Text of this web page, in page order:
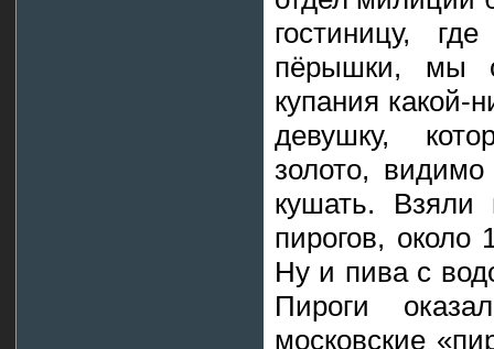
гостиницу,
пёрышки, мы
купания какой-
девушку,
золото,
кушать. Взяли
пирогов,
Ну и пива с
Пироги
московские